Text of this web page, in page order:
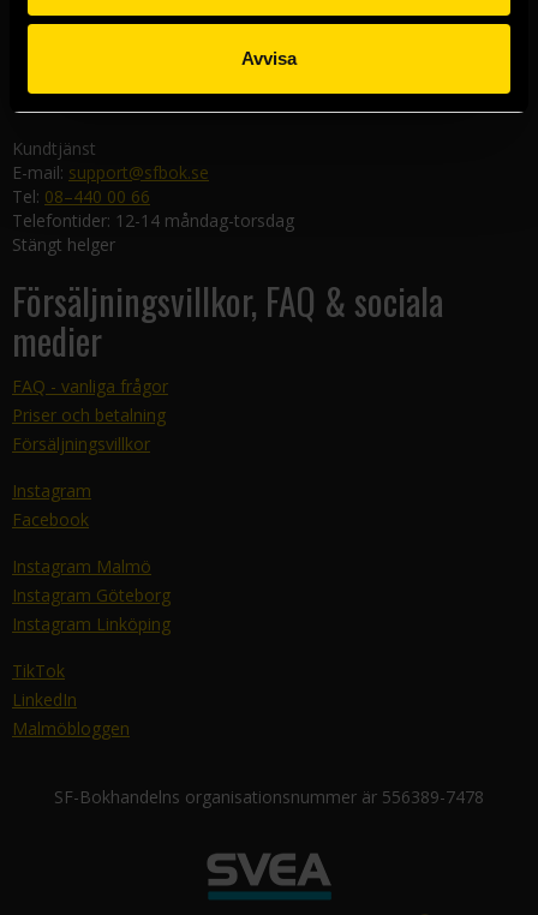
Avvisa
582 19 Linköping
Kundtjänst
E-mail: support@sfbok.se
Tel: 08–440 00 66
Telefontider: 12-14 måndag-torsdag
Stängt helger
Försäljningsvillkor, FAQ & sociala
medier
FAQ - vanliga frågor
Priser och betalning
Försäljningsvillkor
Instagram
Facebook
Instagram Malmö
Instagram Göteborg
Instagram Linköping
TikTok
LinkedIn
Malmöbloggen
SF-Bokhandelns organisationsnummer är 556389-7478